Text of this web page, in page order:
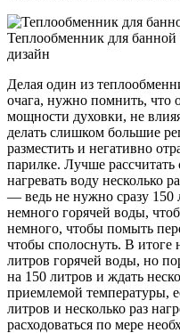
Теплообменник для
дизайн
Делая один из
очага, нужно помнить, что
мощности духовки, не
делать слишком большие
разместить и негативно
парилке. Лучше
нагревать воду несколько
— ведь не нужно сразу 150
немного горячей воды,
немного, чтобы помыть
чтобы сполоснуть. В итоге
литров горячей воды, но
на 150 литров и ждать
приемлемой температуры,
литров и несколько раз
расходоваться по мере